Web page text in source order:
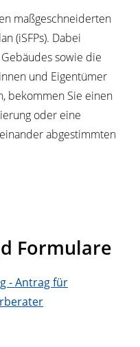
maßgeschneiderten
(iSFPs). Dabei
sowie die
und Eigentümer
bekommen Sie einen
oder eine
abgestimmten
Formulare
- Antrag für